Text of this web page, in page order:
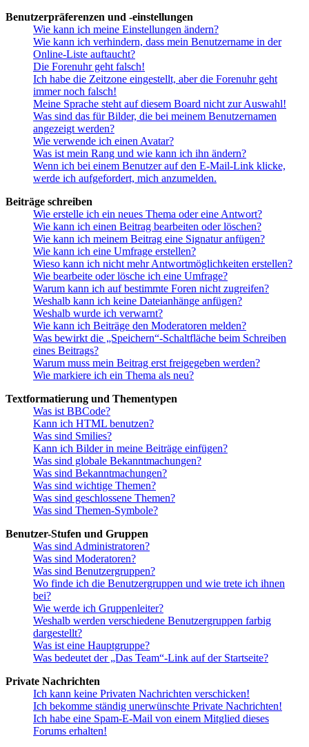
Benutzerpräferenzen und -einstellungen
Wie kann ich meine Einstellungen ändern?
Wie kann ich verhindern, dass mein Benutzername in der
Online-Liste auftaucht?
Die Forenuhr geht falsch!
Ich habe die Zeitzone eingestellt, aber die Forenuhr geht
immer noch falsch!
Meine Sprache steht auf diesem Board nicht zur Auswahl!
Was sind das für Bilder, die bei meinem Benutzernamen
angezeigt werden?
Wie verwende ich einen Avatar?
Was ist mein Rang und wie kann ich ihn ändern?
Wenn ich bei einem Benutzer auf den E-Mail-Link klicke,
werde ich aufgefordert, mich anzumelden.
Beiträge schreiben
Wie erstelle ich ein neues Thema oder eine Antwort?
Wie kann ich einen Beitrag bearbeiten oder löschen?
Wie kann ich meinem Beitrag eine Signatur anfügen?
Wie kann ich eine Umfrage erstellen?
Wieso kann ich nicht mehr Antwortmöglichkeiten erstellen?
Wie bearbeite oder lösche ich eine Umfrage?
Warum kann ich auf bestimmte Foren nicht zugreifen?
Weshalb kann ich keine Dateianhänge anfügen?
Weshalb wurde ich verwarnt?
Wie kann ich Beiträge den Moderatoren melden?
Was bewirkt die „Speichern“-Schaltfläche beim Schreiben
eines Beitrags?
Warum muss mein Beitrag erst freigegeben werden?
Wie markiere ich ein Thema als neu?
Textformatierung und Thementypen
Was ist BBCode?
Kann ich HTML benutzen?
Was sind Smilies?
Kann ich Bilder in meine Beiträge einfügen?
Was sind globale Bekanntmachungen?
Was sind Bekanntmachungen?
Was sind wichtige Themen?
Was sind geschlossene Themen?
Was sind Themen-Symbole?
Benutzer-Stufen und Gruppen
Was sind Administratoren?
Was sind Moderatoren?
Was sind Benutzergruppen?
Wo finde ich die Benutzergruppen und wie trete ich ihnen
bei?
Wie werde ich Gruppenleiter?
Weshalb werden verschiedene Benutzergruppen farbig
dargestellt?
Was ist eine Hauptgruppe?
Was bedeutet der „Das Team“-Link auf der Startseite?
Private Nachrichten
Ich kann keine Privaten Nachrichten verschicken!
Ich bekomme ständig unerwünschte Private Nachrichten!
Ich habe eine Spam-E-Mail von einem Mitglied dieses
Forums erhalten!